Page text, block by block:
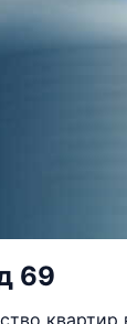
69
квартир